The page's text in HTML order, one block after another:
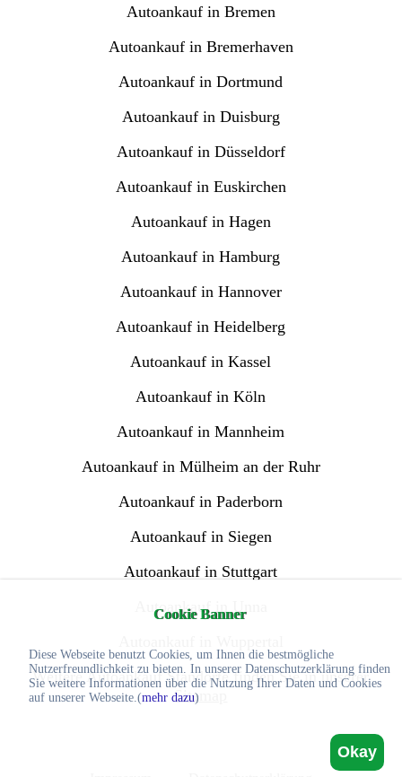
Cookie Banner
Diese Webseite benutzt Cookies, um Ihnen die bestmögliche
Nutzerfreundlichkeit zu bieten. In unserer Datenschutzerklärung finden
Sie weitere Informationen über die Nutzung Ihrer Daten und Cookies
auf unserer Webseite.(mehr dazu)
Okay
Autoankauf in Bremen
Autoankauf in Bremerhaven
Autoankauf in Dortmund
Autoankauf in Duisburg
Autoankauf in Düsseldorf
Autoankauf in Euskirchen
Autoankauf in Hagen
Autoankauf in Hamburg
Autoankauf in Hannover
Autoankauf in Heidelberg
Autoankauf in Kassel
Autoankauf in Köln
Autoankauf in Mannheim
Autoankauf in Mülheim an der Ruhr
Autoankauf in Paderborn
Autoankauf in Siegen
Autoankauf in Stuttgart
Autoankauf in Unna
Weitere Autoankauf Standorte finden Sie in unserer
Sitemap